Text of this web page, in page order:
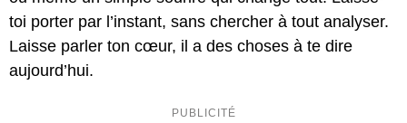
toi porter par l’instant, sans chercher à tout analyser.
Laisse parler ton cœur, il a des choses à te dire
aujourd’hui.